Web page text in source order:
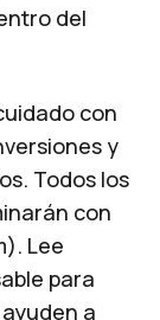
del
con
y
Todos los
con
). Lee
para
a